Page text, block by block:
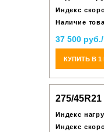
Индекс
Наличие
37 500
КУПИТЬ В 1
275/45R21
Индекс
Индекс